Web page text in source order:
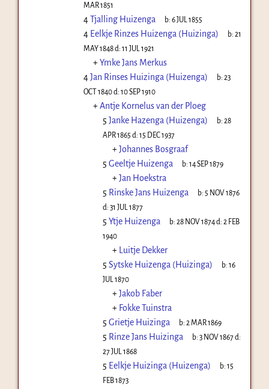
MAR 1851
4Tjalling Huizenga b:6 JUL 1855
4 Eelkje Rinzes Huizenga (Huizinga) b:21
MAY 1848d: 11 JUL 1921
+Ymke Jans Merkus
4Jan Rinses Huizinga (Huizenga) b:23
OCT 1840d: 10 SEP 1910
+Antje Kornelus van der Ploeg
5 Janke Hazenga (Huizenga) b:28
APR 1865 d: 15 DEC 1937
+Johannes Bosgraaf
5 Geeltje Huizenga b:14 SEP 1879
+Jan Hoekstra
5 Rinske Jans Huizenga b: 5 NOV 1876
d: 31 JUL 1877
5 Ytje Huizenga b:28 NOV 1874d:2 FEB
1940
+ Luitje Dekker
5 Sytske Huizenga (Huizinga) b:16
JUL 1870
+Jakob Faber
+ Fokke Tuinstra
5 Grietje Huizinga b:2 MAR 1869
5 Rinze Jans Huizinga b:3 NOV 1867d:
27 JUL 1868
5 Eelkje Huizinga (Huizenga) b:15
FEB 1873